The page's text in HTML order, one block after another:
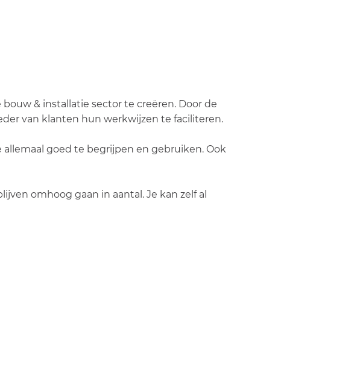
& installatie sector te creëren. Door de
van klanten hun werkwijzen te faciliteren.
goed te begrijpen en gebruiken. Ook
omhoog gaan in aantal. Je kan zelf al